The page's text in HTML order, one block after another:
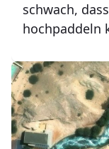
schwach,
hochpaddeln